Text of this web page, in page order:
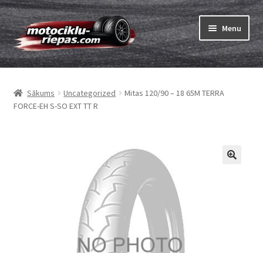
Skip
to
navigation
Skip
to
content
Menu
Riepas
Expand
Kameras
Expand
Sākums Uncategorized
Mitas 120/90 – 18 65M TERRA
FORCE-EH S-SO EXT TT R